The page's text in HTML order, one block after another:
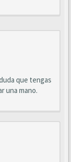
que tengas
una mano.